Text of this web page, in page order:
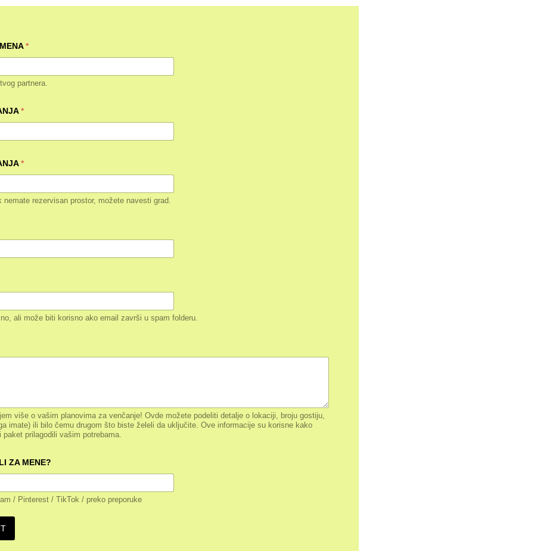
*
partnera.
*
*
rezervisan prostor, možete navesti grad.
ali može biti korisno ako email završi u spam folderu.
više o vašim planovima za venčanje! Ovde možete podeliti detalje o lokaciji, broju gostiju,
imate) ili bilo čemu drugom što biste želeli da uključite. Ove informacije su korisne kako
paket prilagodili vašim potrebama.
ZA MENE?
/ Pinterest / TikTok / preko preporuke